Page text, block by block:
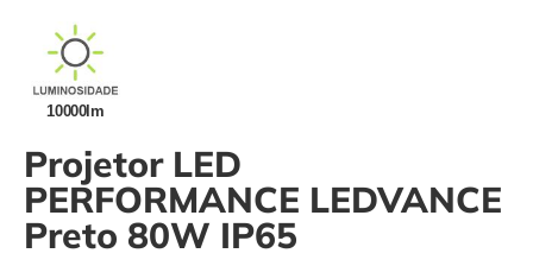
10000lm
Projetor LED
PERFORMANCE LEDVANCE
Preto 80W IP65